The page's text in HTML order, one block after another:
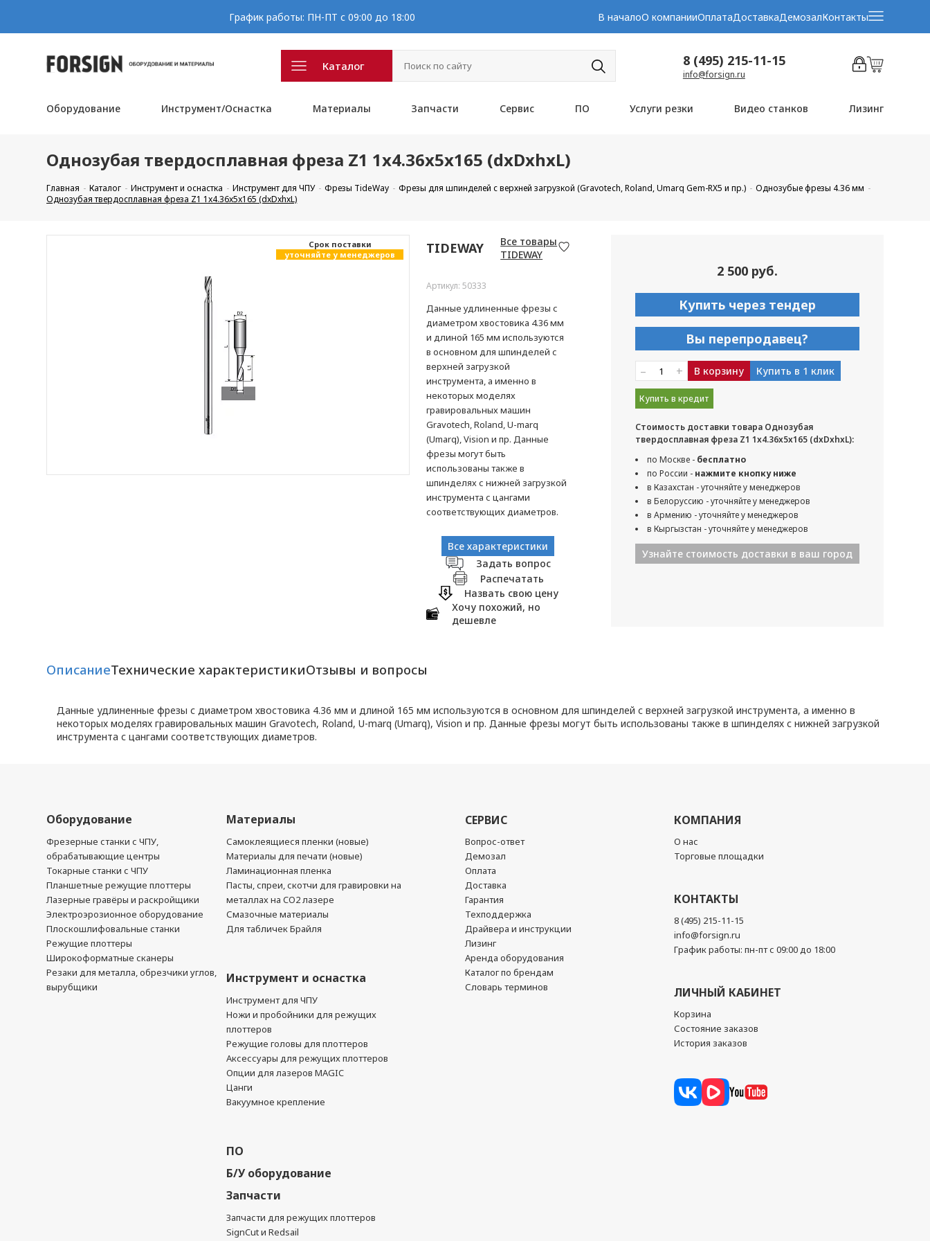
График работы: ПН-ПТ с 09:00 до 18:00 В началоО компанииОплатаДоставкаДемозалКонтакты
Каталог 8 (495) 215-11-15
info@forsign.ru
Оборудование Инструмент/Оснастка Материалы Запчасти Сервис ПО Услуги резки Видео станков Лизинг
Однозубая твердосплавная фреза Z1 1x4.36x5x165 (dxDxhxL)
Главная Каталог Инструмент и оснастка Инструмент для ЧПУ Фрезы TideWay Фрезы для шпинделей с верхней загрузкой (Gravotech, Roland, Umarq Gem-RX5 и пр.)
Однозубые фрезы 4.36 мм
Однозубая твердосплавная фреза Z1 1x4.36x5x165 (dxDxhxL)
Cрок поставки
уточняйте у менеджеров
TIDEWAY
Все товары
TIDEWAY
Артикул: 50333
Данные удлиненные фрезы с
диаметром хвостовика 4.36 мм
и длиной 165 мм используются
в основном для шпинделей с
верхней загрузкой
инструмента, а именно в
некоторых моделях
гравировальных машин
Gravotech, Roland, U-marq
(Umarq), Vision и пр. Данные
фрезы могут быть
использованы также в
шпинделях с нижней загрузкой
инструмента с цангами
соответствующих диаметров.
Все характеристики
Задать вопрос
Распечатать
Назвать свою цену
Хочу похожий, но
дешевле
2 500 руб.
Купить через тендер
Вы перепродавец?
– + В корзину Купить в 1 клик
Купить в кредит
Стоимость доставки товара Однозубая
твердосплавная фреза Z1 1x4.36x5x165 (dxDxhxL):
по Москве - бесплатно
по России - нажмите кнопку ниже
в Казахстан - уточняйте у менеджеров
в Белоруссию - уточняйте у менеджеров
в Армению - уточняйте у менеджеров
в Кыргызстан - уточняйте у менеджеров
Узнайте стоимость доставки в ваш город
ОписаниеТехнические характеристикиОтзывы и вопросы
Данные удлиненные фрезы с диаметром хвостовика 4.36 мм и длиной 165 мм используются в основном для шпинделей с верхней загрузкой инструмента, а именно в
некоторых моделях гравировальных машин Gravotech, Roland, U-marq (Umarq), Vision и пр. Данные фрезы могут быть использованы также в шпинделях с нижней загрузкой
инструмента с цангами соответствующих диаметров.
Оборудование
Фрезерные станки с ЧПУ,
обрабатывающие центры
Токарные станки с ЧПУ
Планшетные режущие плоттеры
Лазерные гравёры и раскройщики
Электроэрозионное оборудование
Плоскошлифовальные станки
Режущие плоттеры
Широкоформатные сканеры
Резаки для металла, обрезчики углов,
вырубщики
Материалы
Самоклеящиеся пленки (новые)
Материалы для печати (новые)
Ламинационная пленка
Пасты, спреи, скотчи для гравировки на
металлах на CO2 лазере
Смазочные материалы
Для табличек Брайля
Инструмент и оснастка
Инструмент для ЧПУ
Ножи и пробойники для режущих
плоттеров
Режущие головы для плоттеров
Аксессуары для режущих плоттеров
Опции для лазеров MAGIC
Цанги
Вакуумное крепление
ПО
Б/У оборудование
Запчасти
Запчасти для режущих плоттеров
SignCut и Redsail
СЕРВИС
Вопрос-ответ
Демозал
Оплата
Доставка
Гарантия
Техподдержка
Драйвера и инструкции
Лизинг
Аренда оборудования
Каталог по брендам
Словарь терминов
КОМПАНИЯ
О нас
Торговые площадки
КОНТАКТЫ
8 (495) 215-11-15
info@forsign.ru
График работы: пн-пт с 09:00 до 18:00
ЛИЧНЫЙ КАБИНЕТ
Корзина
Состояние заказов
История заказов